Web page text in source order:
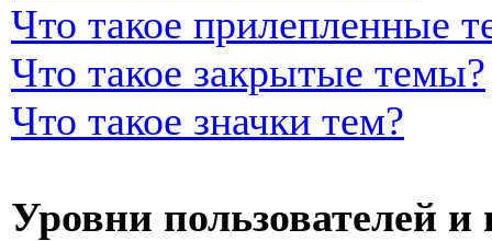
Что такое прилепленные
Что такое закрытые темы?
Что такое значки тем?
Уровни пользователей